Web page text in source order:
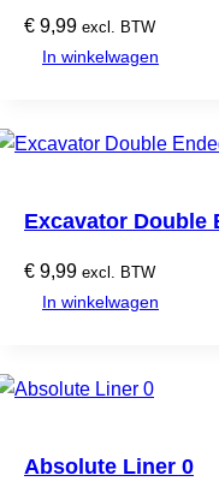
€ 9,99 excl. BTW
In winkelwagen
Excavator Double
€ 9,99 excl. BTW
In winkelwagen
Absolute Liner 0